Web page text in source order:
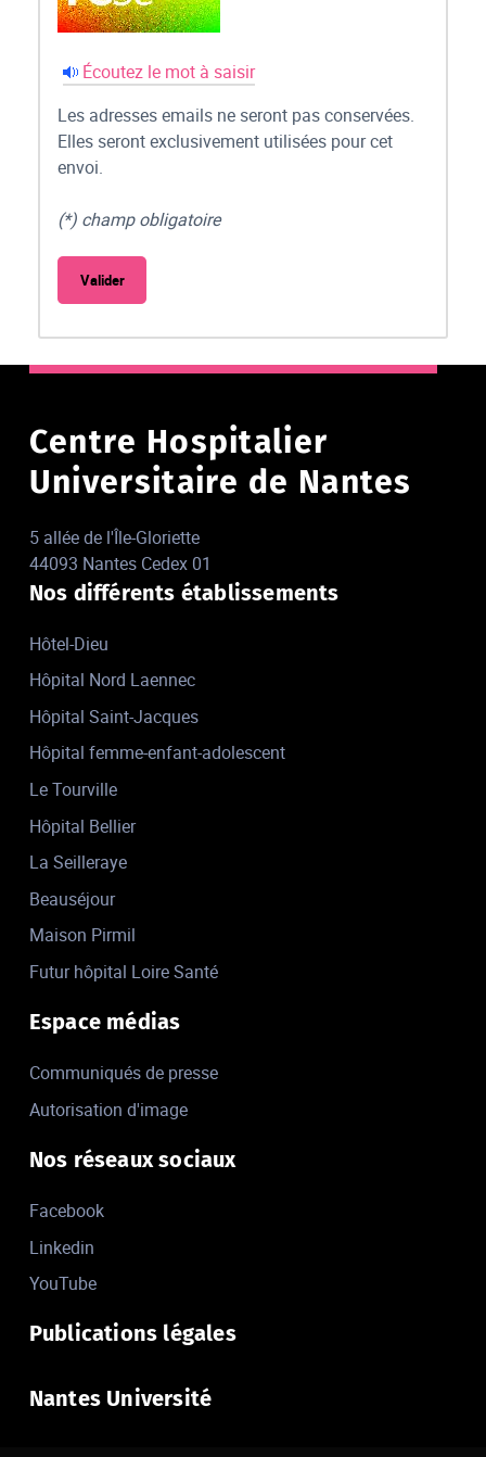
Écoutez le mot à saisir
Les adresses emails ne seront pas conservées.
Elles seront exclusivement utilisées pour cet
envoi.
(*) champ obligatoire
Centre Hospitalier
Universitaire de Nantes
5 allée de l'Île-Gloriette
44093 Nantes Cedex 01
Nos différents établissements
Hôtel-Dieu
Hôpital Nord Laennec
Hôpital Saint-Jacques
Hôpital femme-enfant-adolescent
Le Tourville
Hôpital Bellier
La Seilleraye
Beauséjour
Maison Pirmil
Futur hôpital Loire Santé
Espace médias
Communiqués de presse
Autorisation d'image
Nos réseaux sociaux
Facebook
Linkedin
YouTube
Publications légales
Nantes Université